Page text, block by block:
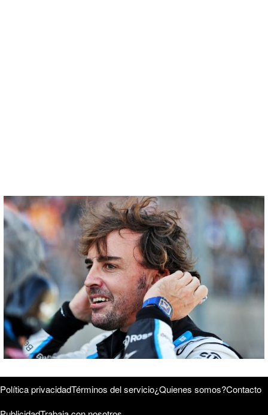
Política privacidadTérminos del servicio¿Quienes somos?Contacto